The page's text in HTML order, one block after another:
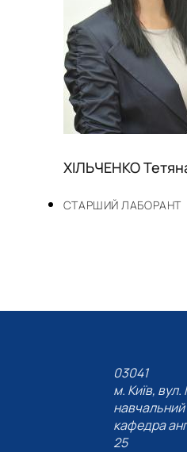
СТАРШИЙ ЛАБОРАНТ
ХІЛЬЧЕНКО
03041
м. Київ,
кафедра
25